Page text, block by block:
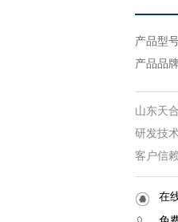
产品型
产品品牌
山东天
研发技
客户信赖
在